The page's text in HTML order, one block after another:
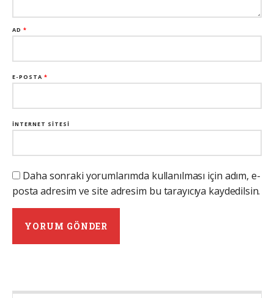
AD*
E-POSTA*
İNTERNET SITESI
Daha sonraki yorumlarımda kullanılması için adım, e-
posta adresim ve site adresim bu tarayıcıya kaydedilsin.